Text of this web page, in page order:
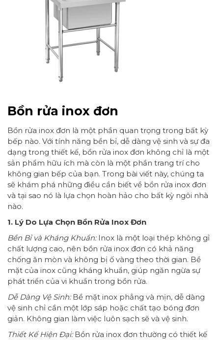
Bồn rửa inox đơn
Bồn rửa inox đơn là một phần quan trọng trong bất kỳ
bếp nào. Với tính năng bền bỉ, dễ dàng vệ sinh và sự đa
dạng trong thiết kế, bồn rửa inox đơn không chỉ là một
sản phẩm hữu ích mà còn là một phần trang trí cho
không gian bếp của bạn. Trong bài viết này, chúng ta
sẽ khám phá những điều cần biết về bồn rửa inox đơn
và tại sao nó là lựa chọn hoàn hảo cho bất kỳ ngôi nhà
nào.
1. Lý Do Lựa Chọn Bồn Rửa Inox Đơn
Bền Bỉ và Kháng Khuẩn:Inox là một loại thép không gỉ
chất lượng cao, nên bồn rửa inox đơn có khả năng
chống ăn mòn và không bị ố vàng theo thời gian. Bề
mặt của inox cũng kháng khuẩn, giúp ngăn ngừa sự
phát triển của vi khuẩn trong bồn rửa.
Dễ Dàng Vệ Sinh:Bề mặt inox phẳng và mịn, dễ dàng
vệ sinh chỉ cần một lớp sáp hoặc chất tạo bóng đơn
giản. Không gian làm việc luôn sạch sẽ và vệ sinh.
Thiết Kế Hiện Đại:Bồn rửa inox đơn thường có thiết kế